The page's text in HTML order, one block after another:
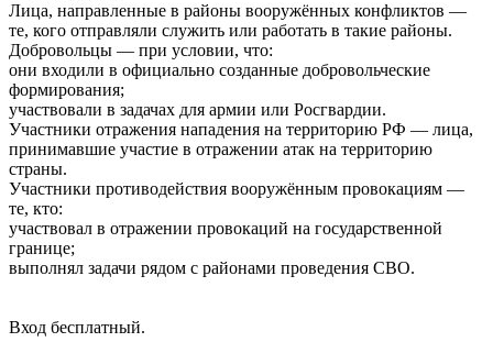
Лица, направленные в районы вооружённых конфликтов —
те, кого отправляли служить или работать в такие районы.
Добровольцы — при условии, что:
они входили в официально созданные добровольческие
формирования;
участвовали в задачах для армии или Росгвардии.
Участники отражения нападения на территорию РФ — лица,
принимавшие участие в отражении атак на территорию
страны.
Участники противодействия вооружённым провокациям —
те, кто:
участвовал в отражении провокаций на государственной
границе;
выполнял задачи рядом с районами проведения СВО.
Вход бесплатный.